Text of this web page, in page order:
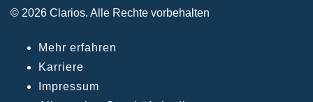
© 2026 Clarios. Alle Rechte vorbehalten
Mehr erfahren
Karriere
Impressum